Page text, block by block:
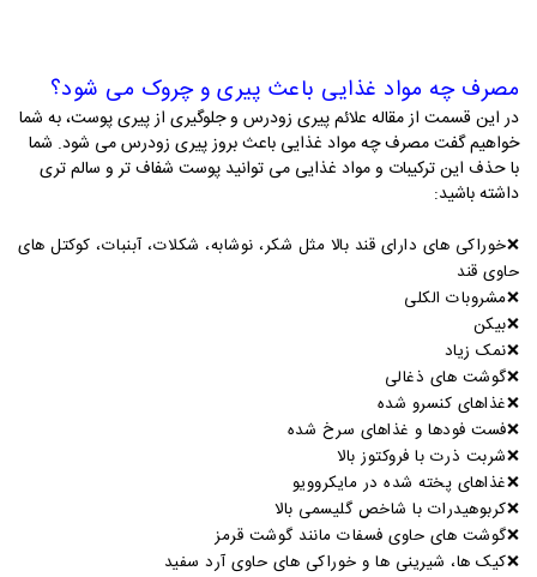
مصرف چه مواد غذایی باعث پیری و چروک می شود؟
در این قسمت از مقاله علائم پیری زودرس و جلوگیری از پیری پوست، به شما
خواهیم گفت مصرف چه مواد غذایی باعث بروز پیری زودرس می شود. شما
با حذف این ترکیبات و مواد غذایی می توانید پوست شفاف تر و سالم تری
داشته باشید:
❌خوراکی های دارای قند بالا مثل شکر، نوشابه، شکلات، آبنبات، کوکتل های
حاوی قند
❌مشروبات الکلی
❌بیکن
❌نمک زیاد
❌گوشت های ذغالی
❌غذاهای کنسرو شده
❌فست فودها و غذاهای سرخ شده
❌شربت ذرت با فروکتوز بالا
❌غذاهای پخته شده در مایکروویو
❌کربوهیدرات با شاخص گلیسمی بالا
❌گوشت های حاوی فسفات مانند گوشت قرمز
❌کیک ها، شیرینی ها و خوراکی های حاوی آرد سفید